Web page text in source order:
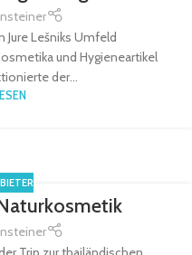
Lešniks Umfeld
und Hygieneartikel
der...